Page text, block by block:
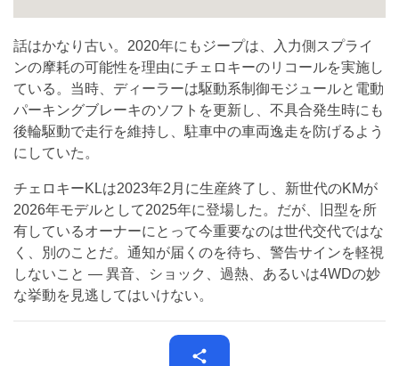
話はかなり古い。2020年にもジープは、入力側スプライ
ンの摩耗の可能性を理由にチェロキーのリコールを実施し
ている。当時、ディーラーは駆動系制御モジュールと電動
パーキングブレーキのソフトを更新し、不具合発生時にも
後輪駆動で走行を維持し、駐車中の車両逸走を防げるよう
にしていた。
チェロキーKLは2023年2月に生産終了し、新世代のKMが
2026年モデルとして2025年に登場した。だが、旧型を所
有しているオーナーにとって今重要なのは世代交代ではな
く、別のことだ。通知が届くのを待ち、警告サインを軽視
しないこと — 異音、ショック、過熱、あるいは4WDの妙
な挙動を見逃してはいけない。